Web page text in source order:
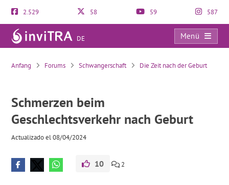
2.529 58 59 587
DE
Menü
Schmerzen beim Geschlechtsverkehr nach Geburt
Anfang Forums Schwangerschaft Die Zeit nach der Geburt
Schmerzen beim
Geschlechtsverkehr nach Geburt
Actualizado el 08/04/2024
10 2